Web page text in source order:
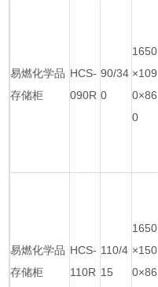
易燃化学品
存储柜
HCS-
090R
90/34
0
1650
×109
0×86
0
易燃化学品
存储柜
HCS-
110R
110/4
15
1650
×150
0×86